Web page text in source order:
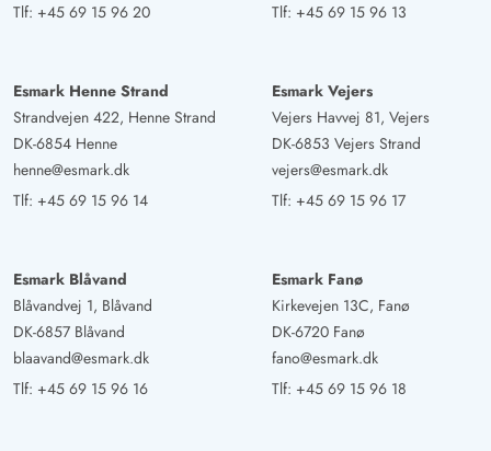
Tlf: +45 69 15 96 20
Tlf: +45 69 15 96 13
Esmark Henne Strand
Strandvejen 422, Henne Strand
DK-6854 Henne
henne@esmark.dk
Tlf: +45 69 15 96 14
Esmark Vejers
Vejers Havvej 81, Vejers
DK-6853 Vejers Strand
vejers@esmark.dk
Tlf: +45 69 15 96 17
Esmark Blåvand
Blåvandvej 1, Blåvand
DK-6857 Blåvand
blaavand@esmark.dk
Tlf: +45 69 15 96 16
Esmark Fanø
Kirkevejen 13C, Fanø
DK-6720 Fanø
fano@esmark.dk
Tlf: +45 69 15 96 18